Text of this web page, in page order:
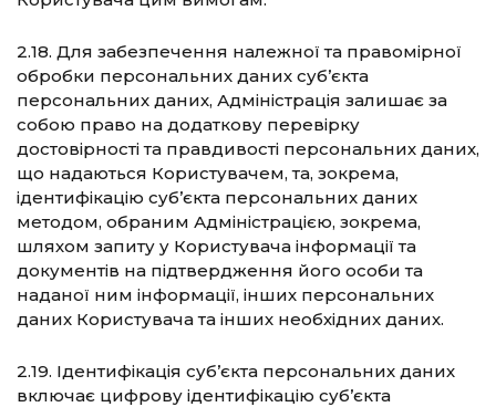
2.18. Для забезпечення належної та правомірної
обробки персональних даних суб’єкта
персональних даних, Адміністрація залишає за
собою право на додаткову перевірку
достовірності та правдивості персональних даних,
що надаються Користувачем, та, зокрема,
ідентифікацію суб’єкта персональних даних
методом, обраним Адміністрацією, зокрема,
шляхом запиту у Користувача інформації та
документів на підтвердження його особи та
наданої ним інформації, інших персональних
даних Користувача та інших необхідних даних.
2.19. Ідентифікація суб’єкта персональних даних
включає цифрову ідентифікацію суб’єкта